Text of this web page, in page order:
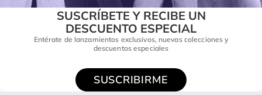
SUSCRÍBETE Y RECIBE UN
DESCUENTO ESPECIAL
Entérate de lanzamientos exclusivos, nuevas colecciones y
descuentos especiales
SUSCRIBIRME